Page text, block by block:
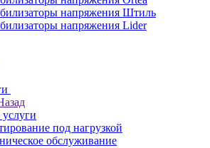
напряжения Штиль
напряжения Lider
под нагрузкой
обслуживание